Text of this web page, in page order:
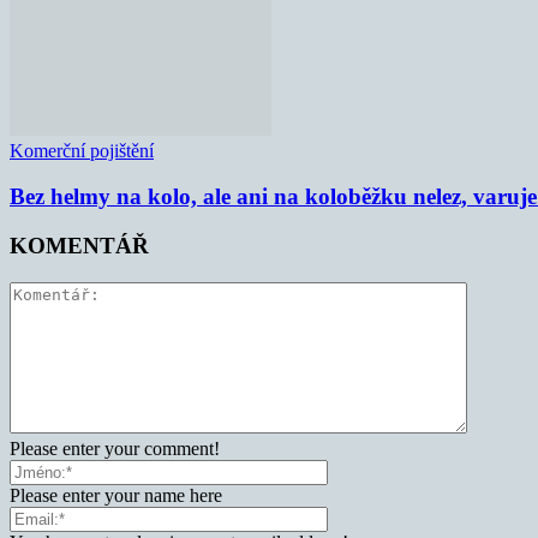
Komerční pojištění
Bez helmy na kolo, ale ani na koloběžku nelez,
KOMENTÁŘ
Please enter your comment!
Please enter your name here